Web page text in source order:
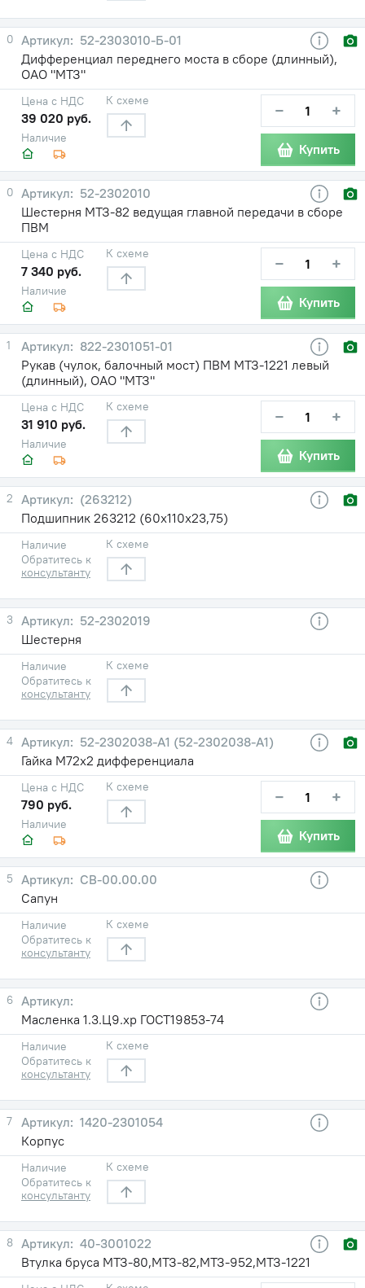
0
52-2303010-Б-01
Дифференциал переднего моста в сборе (длинный),
ОАО "МТЗ"
Наличие
Цена с НДС
39 020 руб.
К схеме − +
Купить
0
52-2302010
Шестерня МТЗ-82 ведущая главной передачи в сборе
ПВМ
Наличие
Цена с НДС
7 340 руб.
К схеме − +
Купить
1
822-2301051-01
Рукав (чулок, балочный мост) ПВМ МТЗ-1221 левый
(длинный), ОАО "МТЗ"
Наличие
Цена с НДС
31 910 руб.
К схеме − +
Купить
2
(263212)
Подшипник 263212 (60х110х23,75)
Наличие
Обратитесь к
консультанту
К схеме
3
52-2302019
Шестерня
Наличие
Обратитесь к
консультанту
К схеме
4
52-2302038-A1 (52-2302038-А1)
Гайка М72х2 дифференциала
Наличие
Цена с НДС
790 руб.
К схеме − +
Купить
5
СВ-00.00.00
Сапун
Наличие
Обратитесь к
консультанту
К схеме
6
Масленка 1.3.Ц9.хр ГОСТ19853-74
Наличие
Обратитесь к
консультанту
К схеме
7
1420-2301054
Корпус
Наличие
Обратитесь к
консультанту
К схеме
8
40-3001022
Втулка бруса МТЗ-80,МТЗ-82,МТЗ-952,МТЗ-1221